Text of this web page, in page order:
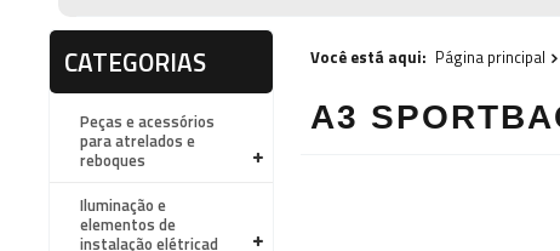
CATEGORIAS
Peças e acessórios
para atrelados e
reboques
Iluminação e
elementos de
instalação elétricad
Você está aqui: Página principal
A3